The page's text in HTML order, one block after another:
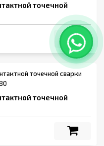
точечной
точечной